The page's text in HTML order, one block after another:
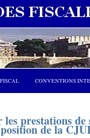
CONVENTIONS
prestations de
de la